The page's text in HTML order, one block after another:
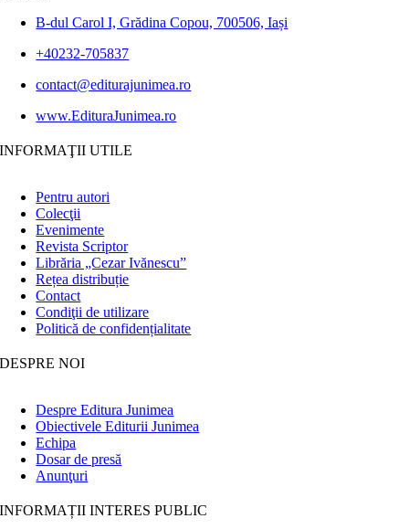
B-dul Carol I, Grădina Copou, 700506, Iași
+40232-705837
contact@editurajunimea.ro
www.EdituraJunimea.ro
INFORMAŢII UTILE
Pentru autori
Colecţii
Evenimente
Revista Scriptor
Librăria „Cezar Ivănescu”
Rețea distribuție
Contact
Condiţii de utilizare
Politică de confidențialitate
DESPRE NOI
Despre Editura Junimea
Obiectivele Editurii Junimea
Echipa
Dosar de presă
Anunţuri
INFORMAȚII INTERES PUBLIC